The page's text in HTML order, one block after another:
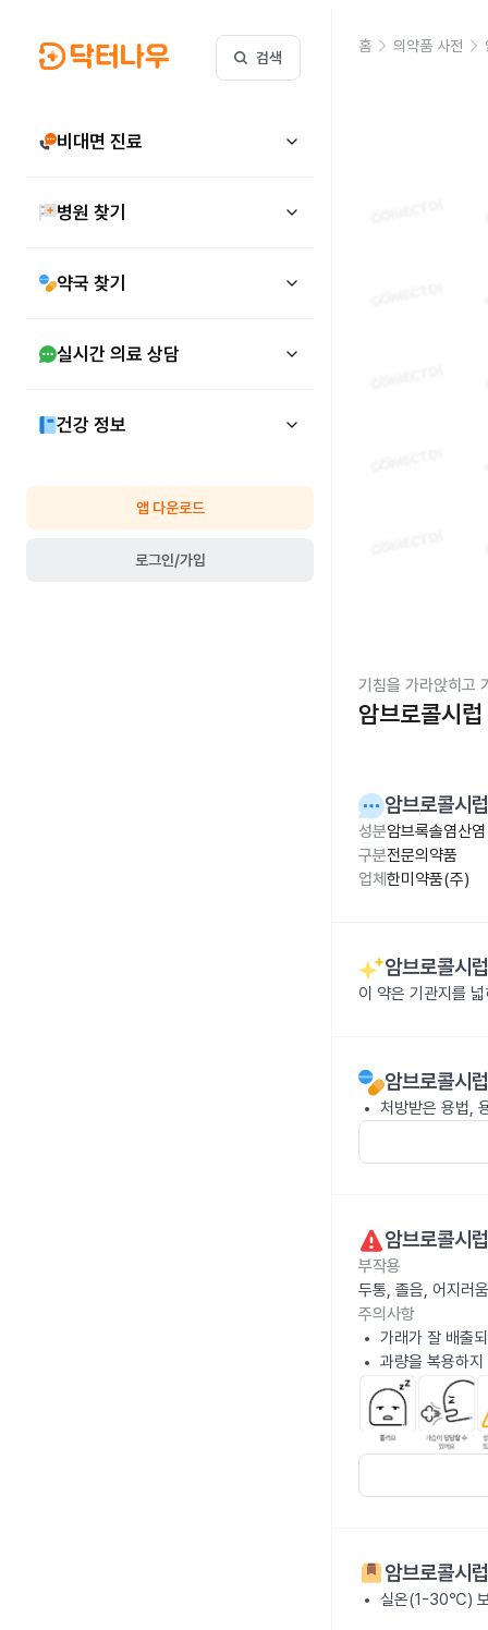
검색
비대면 진료
병원 찾기
약국 찾기
실시간 의료 상담
건강 정보
앱 다운로드
로그인/가입
홈 의약품 사전
기침을 가라앉히고
암브로콜시
암브로콜시
성분암브록솔염산
구분전문의약품
업체 한미약품(주)
암브로콜시
이 약은 기관지를
암브로콜시
처방받은 용법,
암브로콜시
부작용
두통, 졸음, 어지러
주의사항
가래가 잘 배출
과량을 복용하
암브로콜시
실온(1-30℃)